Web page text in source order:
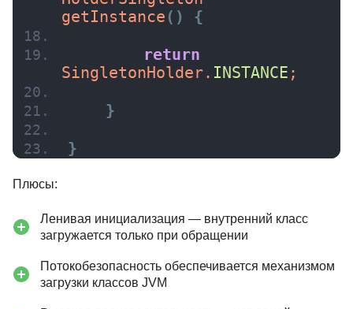
getInstance ( ) {
return
SingletonHolder. INSTANCE ;
}
}
Плюсы:
Ленивая инициализация — внутренний класс
загружается только при обращении
Потокобезопасность обеспечивается механизмом
загрузки классов JVM